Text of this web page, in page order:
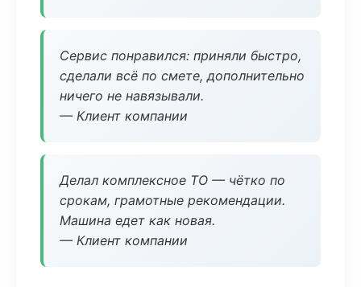
Сервис понравился: приняли быстро,
сделали всё по смете, дополнительно
ничего не навязывали.
— Клиент компании
Делал комплексное ТО — чётко по
срокам, грамотные рекомендации.
Машина едет как новая.
— Клиент компании